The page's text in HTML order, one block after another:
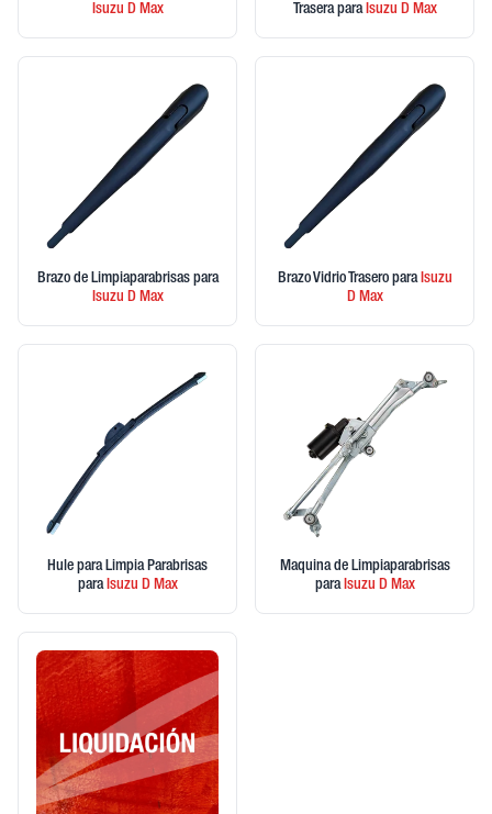
Isuzu D Max
Trasera paraIsuzu D Max
Brazo de Limpiaparabrisas para
Isuzu D Max
Brazo Vidrio Trasero paraIsuzu
D Max
Hule para Limpia Parabrisas
paraIsuzu D Max
Maquina de Limpiaparabrisas
paraIsuzu D Max